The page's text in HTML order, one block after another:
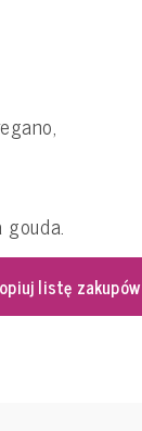
listę zakupów